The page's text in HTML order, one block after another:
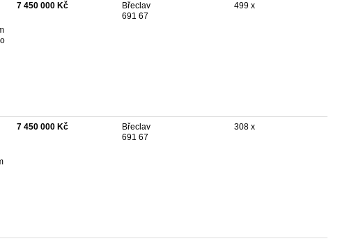
7 450 000 Kč
Břeclav
691 67
499 x
7 450 000 Kč
Břeclav
691 67
308 x